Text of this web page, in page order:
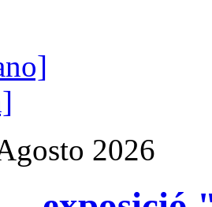
2026